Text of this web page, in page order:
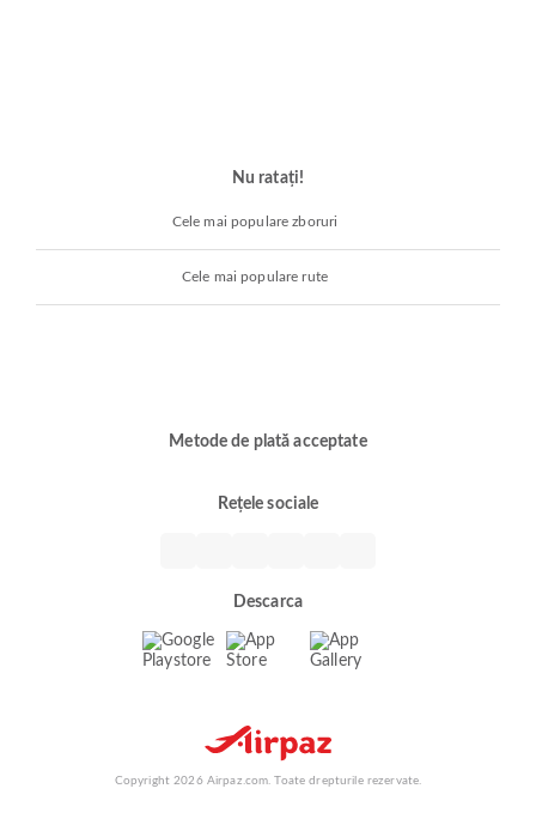
Nu ratați!
Cele mai populare zboruri
Cele mai populare rute
Metode de plată acceptate
Rețele sociale
Descarca
Copyright 2026 Airpaz.com. Toate drepturile rezervate.